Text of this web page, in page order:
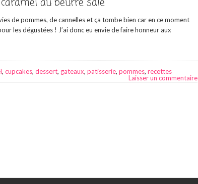
au beurre salé
de pommes, de cannelles et ça tombe bien car en ce moment
les dégustées ! J’ai donc eu envie de faire honneur aux
, cupcakes, dessert, gateaux, patisserie, pommes, recettes
Laisser un commentaire